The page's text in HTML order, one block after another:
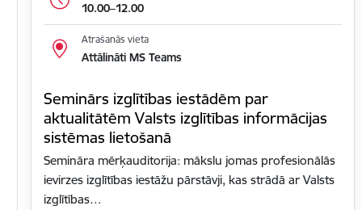
10.00–12.00
Atrašanās vieta
Attālināti MS Teams
Seminārs izglītības iestādēm par
aktualitātēm Valsts izglītības informācijas
sistēmas lietošanā
Semināra mērķauditorija: mākslu jomas profesionālās
ievirzes izglītības iestāžu pārstāvji, kas strādā ar Valsts
izglītības…